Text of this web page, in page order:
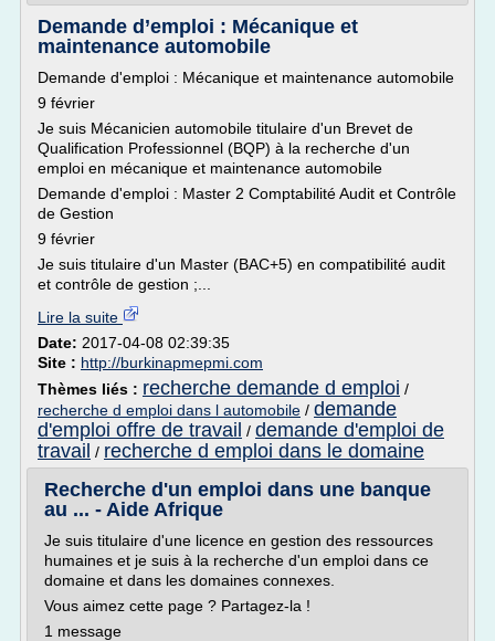
Demande d’emploi : Mécanique et
maintenance automobile
Demande d'emploi : Mécanique et maintenance automobile
9 février
Je suis Mécanicien automobile titulaire d'un Brevet de
Qualification Professionnel (BQP) à la recherche d'un
emploi en mécanique et maintenance automobile
Demande d'emploi : Master 2 Comptabilité Audit et Contrôle
de Gestion
9 février
Je suis titulaire d'un Master (BAC+5) en compatibilité audit
et contrôle de gestion ;...
Lire la suite
Date: 2017-04-08 02:39:35
Site : http://burkinapmepmi.com
Thèmes liés : recherche demande d emploi /
recherche d emploi dans l automobile / demande
d'emploi offre de travail / demande d'emploi de
travail / recherche d emploi dans le domaine
Recherche d'un emploi dans une banque
au ... - Aide Afrique
Je suis titulaire d'une licence en gestion des ressources
humaines et je suis à la recherche d'un emploi dans ce
domaine et dans les domaines connexes.
Vous aimez cette page ? Partagez-la !
1 message